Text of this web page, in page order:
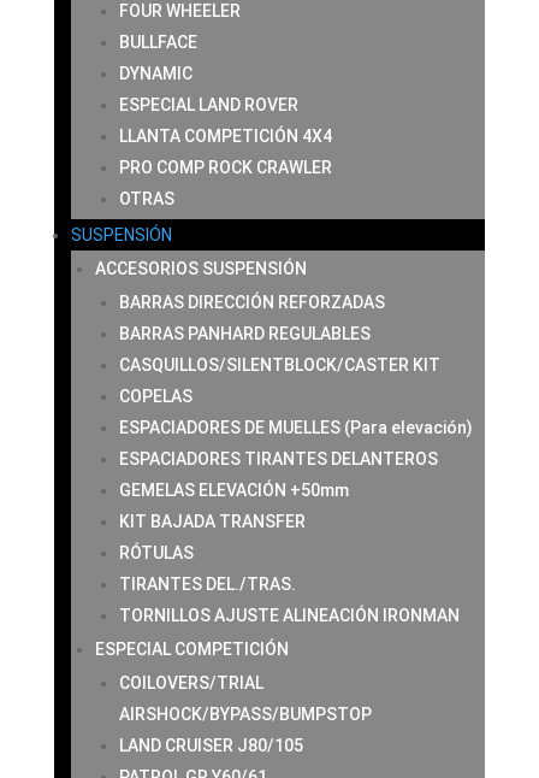
FOUR WHEELER
BULLFACE
DYNAMIC
ESPECIAL LAND ROVER
LLANTA COMPETICIÓN 4X4
PRO COMP ROCK CRAWLER
OTRAS
SUSPENSIÓN
ACCESORIOS SUSPENSIÓN
BARRAS DIRECCIÓN REFORZADAS
BARRAS PANHARD REGULABLES
CASQUILLOS/SILENTBLOCK/CASTER KIT
COPELAS
ESPACIADORES DE MUELLES (Para elevación)
ESPACIADORES TIRANTES DELANTEROS
GEMELAS ELEVACIÓN +50mm
KIT BAJADA TRANSFER
RÓTULAS
TIRANTES DEL./TRAS.
TORNILLOS AJUSTE ALINEACIÓN IRONMAN
ESPECIAL COMPETICIÓN
COILOVERS/TRIAL
AIRSHOCK/BYPASS/BUMPSTOP
LAND CRUISER J80/105